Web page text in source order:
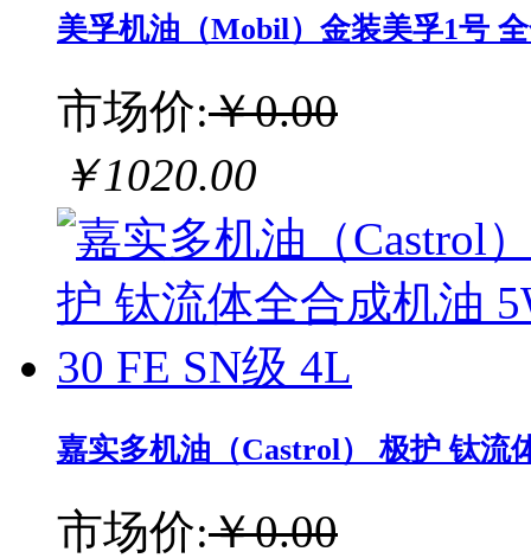
美孚机油（Mobil）金装美孚1号
市场价:￥0.00
￥1020.00
嘉实多机油（Castrol） 极护 钛流
市场价:￥0.00